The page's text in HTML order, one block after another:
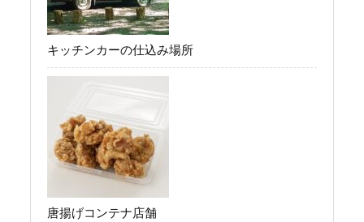
キッチンカーの仕込み場所
唐揚げコンテナ店舗